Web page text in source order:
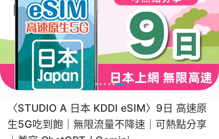
〈STUDIO A 日本 KDDI eSIM〉9日 高速原
生5G吃到飽｜無限流量不降速｜可熱點分享